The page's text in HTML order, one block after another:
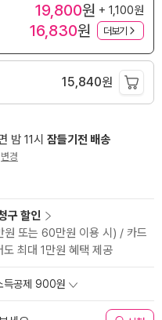
19,800원 + 1,100원
16,830원 더보기
15,840원
밤 11시 잠들기전 배송
변경
구 할인
또는 60만원 이용 시) / 카드
최대 1만원 혜택 제공
득공제 900원